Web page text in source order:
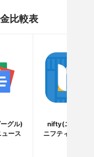
比較表
グル)
ース
nifty(ニフティ)
ニフティ ニュース